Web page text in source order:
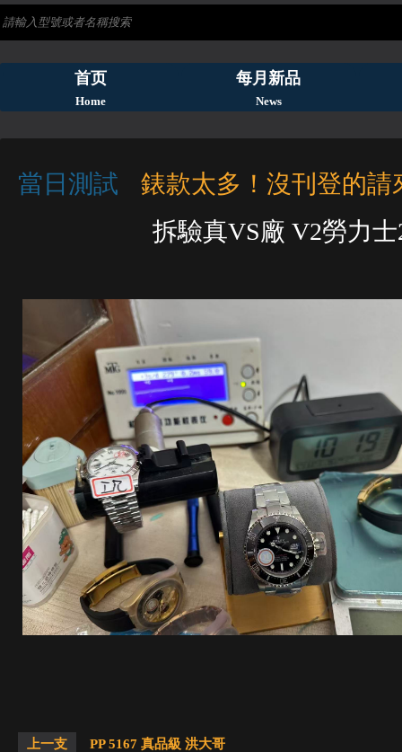
首页
Home
每月新品
News
當日測試
錶款太多！沒刊登的請
拆驗真VS廠 V2勞力
上一支 PP 5167 真品級 洪大哥